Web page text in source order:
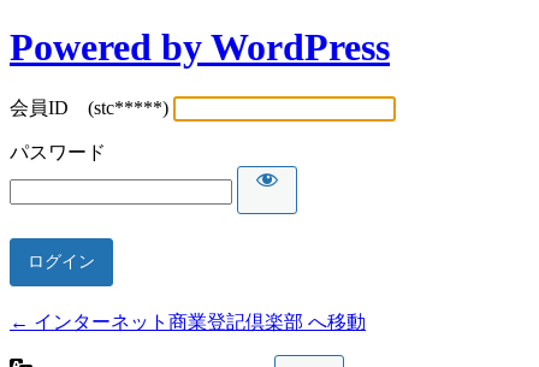
Powered by WordPress
会員ID (stc*****)
パスワード
← インターネット商業登記倶楽部 へ移動